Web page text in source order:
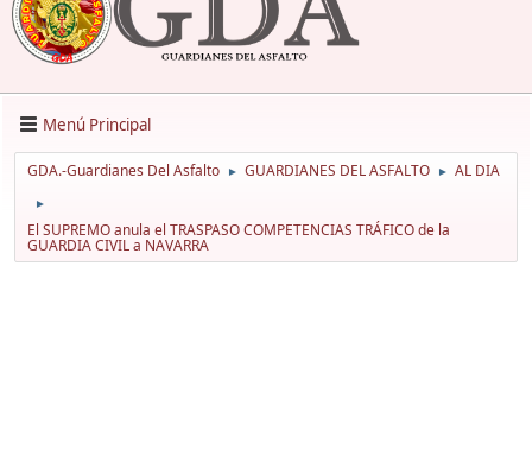
Menú Principal
GDA.-Guardianes Del Asfalto ► GUARDIANES DEL ASFALTO ► AL DIA
►
El SUPREMO anula el TRASPASO COMPETENCIAS TRÁFICO de la
GUARDIA CIVIL a NAVARRA